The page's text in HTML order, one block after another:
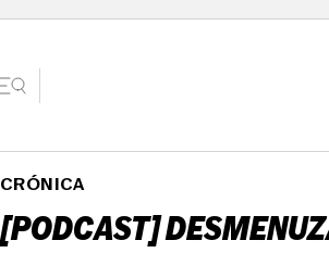
CRÓNICA
[PODCAST]